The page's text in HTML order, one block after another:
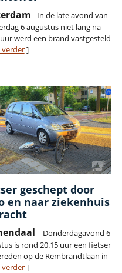
- In de late avond van
6 augustus niet lang na
werd een brand vastgesteld
verder]
geschept door
en naar ziekenhuis
– Donderdagavond 6
is rond 20.15 uur een fietser
op de Rembrandtlaan in
verder]